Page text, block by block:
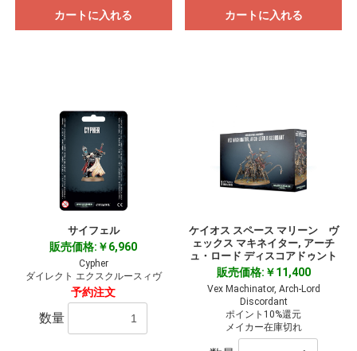
カートに入れる カートに入れる
サイフェル
販売価格:￥6,960
Cypher
ダイレクト エクスクルースィヴ
予約注文
数量
ケイオス スペース マリーン ヴ
ェックス マキネイター, アーチ
ュ・ロード ディスコアドゥント
販売価格:￥11,400
Vex Machinator, Arch-Lord
Discordant
ポイント10%還元
メイカー在庫切れ